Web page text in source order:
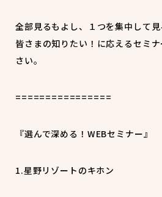
全部見るもよし、１つを集中して見
皆さまの知りたい！に応えるセミ
さい。
================
『選んで深める！WEBセミナー』
1.星野リゾートのキホン